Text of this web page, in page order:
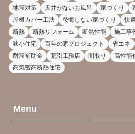
地震対策
天井がないお風呂 家づくり
屋根カバー工法
後悔しない家づくり 快
断熱
断熱リフォーム 断熱性能 施工事
狭小住宅
百年の家プロジェクト 省エネ
耐震補助金
荒引工務店 間取り 高性能
高気密高断熱住宅
Menu